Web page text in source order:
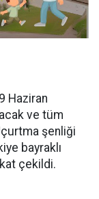
Haziran
ve tüm
şenliği
bayraklı
çekildi.